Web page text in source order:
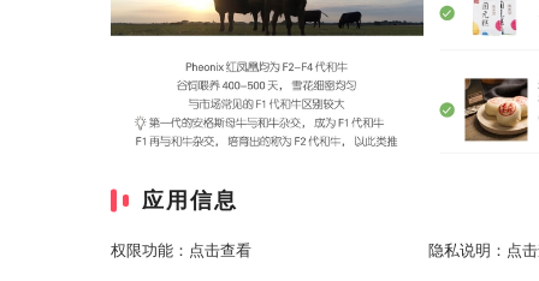
应用信息
权限功能： 点击查看 隐私说明： 点